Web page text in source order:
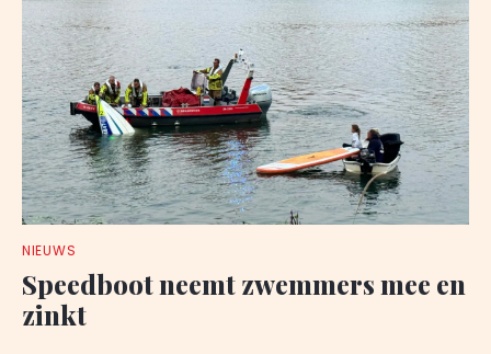
NIEUWS
Speedboot neemt zwemmers mee en
zinkt